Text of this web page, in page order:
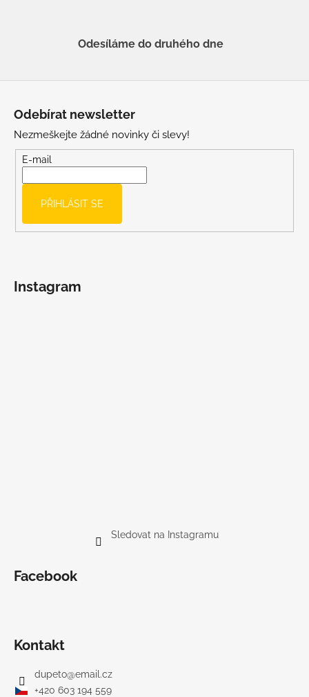
Odesíláme do druhého dne
Odebírat newsletter
Nezmeškejte žádné novinky či slevy!
E-mail
PŘIHLÁSIT SE
Instagram
Sledovat na Instagramu
Facebook
Kontakt
dupeto@email.cz
+420 603 194 559